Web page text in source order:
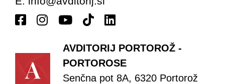
AVDITORIJ PORTOROŽ -
PORTOROSE
Senčna pot 8A, 6320 Portorož